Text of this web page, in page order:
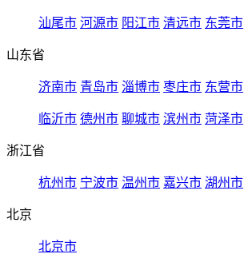
汕尾市 河源市 阳江市 清远市 东莞市
山东省
济南市 青岛市 淄博市 枣庄市 东营市
临沂市 德州市 聊城市 滨州市 菏泽市
浙江省
杭州市 宁波市 温州市 嘉兴市 湖州市
北京
北京市